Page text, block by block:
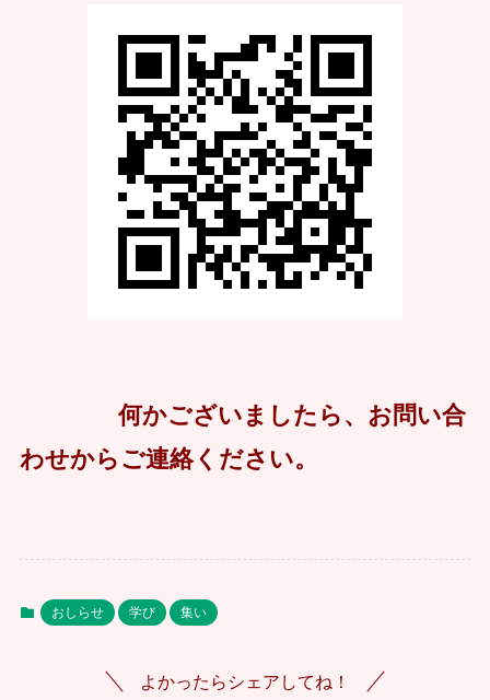
何かございましたら、お問い合
わせからご連絡ください。
おしらせ 学び 集い
よかったらシェアしてね！